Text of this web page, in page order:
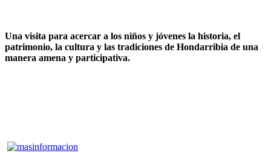
Una visita para acercar a los niños y jóvenes la historia, el
patrimonio, la cultura y las tradiciones de Hondarribia de una
manera amena y participativa.